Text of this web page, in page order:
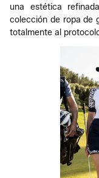
una estética
colección de ropa de
totalmente al